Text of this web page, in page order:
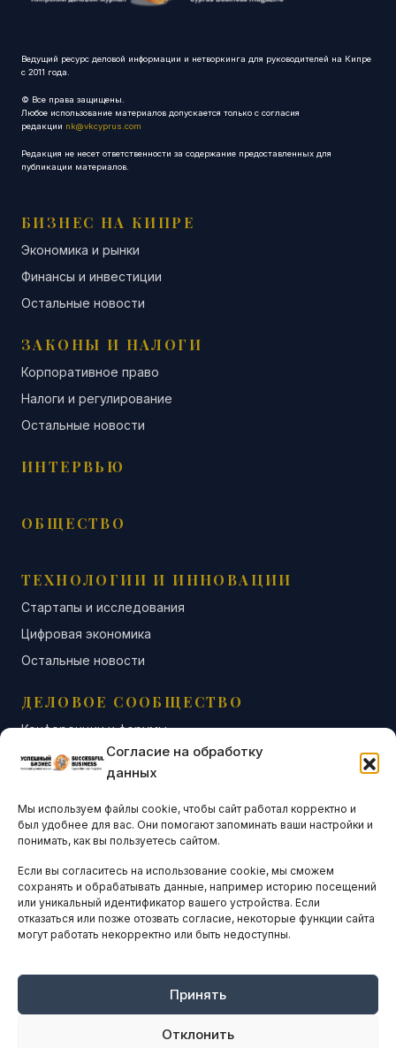
Согласие на обработку
данных
Мы используем файлы cookie, чтобы сайт работал корректно и
был удобнее для вас. Они помогают запоминать ваши настройки и
понимать, как вы пользуетесь сайтом.
Если вы согласитесь на использование cookie, мы сможем
сохранять и обрабатывать данные, например историю посещений
или уникальный идентификатор вашего устройства. Если
отказаться или позже отозвать согласие, некоторые функции сайта
могут работать некорректно или быть недоступны.
Принять
Отклонить
Ведущий ресурс деловой информации и нетворкинга для руководителей на Кипре
с 2011 года.
© Все права защищены.
Любое использование материалов допускается только с согласия
редакции nk@vkcyprus.com
Редакция не несет ответственности за содержание предоставленных для
публикации материалов.
БИЗНЕС НА КИПРЕ
Экономика и рынки
Финансы и инвестиции
Остальные новости
ЗАКОНЫ И НАЛОГИ
Корпоративное право
Налоги и регулирование
Остальные новости
ИНТЕРВЬЮ
ОБЩЕСТВО
ТЕХНОЛОГИИ И ИННОВАЦИИ
Стартапы и исследования
Цифровая экономика
Остальные новости
ДЕЛОВОЕ СООБЩЕСТВО
Конференции и форумы
Бизнес-клубы и ассоциации
Остальные новости
АНАЛИТИКА И СТАТИСТИКА
ARTICLES IN ENGLISH
НАВИГАЦИЯ
Оплата онлайн